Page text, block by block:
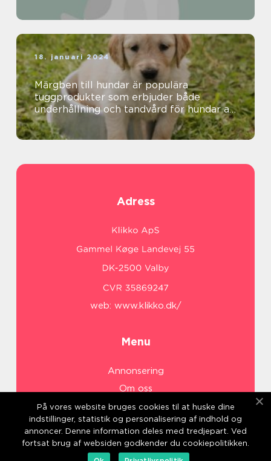
18. januari 2024
Märgben till hundar är populära
tuggprodukter som erbjuder både
underhållning och tandvård för hundar av
olika storlekar
Adress
web: www.klikko.dk/
Menu
Annonsering
Om oss
Cookies
Kontakta oss
Sitemap
På vores website bruges cookies til at huske dine
indstillinger, statistik og personalisering af indhold og
annoncer. Denne information deles med tredjepart. Ved
fortsat brug af websiden godkender du cookiepolitikken.